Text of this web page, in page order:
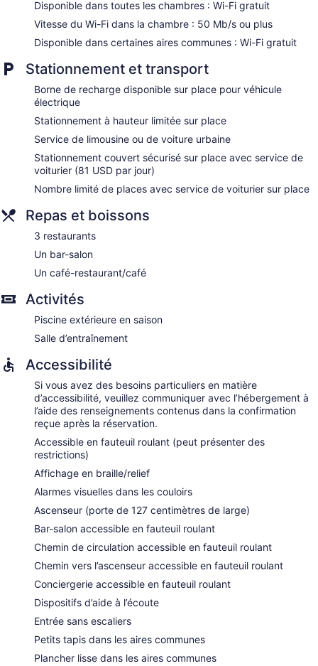
toilette (gratuits) et séchoir à cheveux.
Les clients peuvent accéder à Internet gratuitement par une
connexion sans fil (vitesse de 50 Mb/s ou plus. Les services
ainsi que un téléphone. Les appels locaux gratuits sont aussi
compris (certaines restrictions peuvent s'appliquer).
Commodités fournies sur demande : literie hypoallergénique,
fer et planche à repasser et changement des serviettes (sur
demande). L'entretien ménager est assuré tous les jours.
Disponible dans toutes les chambres : Wi-Fi gratuit
Vitesse du Wi-Fi dans la chambre : 50 Mb/s ou plus
Disponible dans certaines aires communes : Wi-Fi gratuit
Stationnement et transport
Borne de recharge disponible sur place pour véhicule
électrique
Stationnement à hauteur limitée sur place
Service de limousine ou de voiture urbaine
Stationnement couvert sécurisé sur place avec service de
voiturier (81 USD par jour)
Nombre limité de places avec service de voiturier sur place
Repas et boissons
3 restaurants
Un bar-salon
Un café-restaurant/café
Activités
Piscine extérieure en saison
Salle d’entraînement
Accessibilité
Si vous avez des besoins particuliers en matière
d’accessibilité, veuillez communiquer avec l’hébergement à
l’aide des renseignements contenus dans la confirmation
reçue après la réservation.
Accessible en fauteuil roulant (peut présenter des
restrictions)
Affichage en braille/relief
Alarmes visuelles dans les couloirs
Ascenseur (porte de 127 centimètres de large)
Bar-salon accessible en fauteuil roulant
Chemin de circulation accessible en fauteuil roulant
Chemin vers l’ascenseur accessible en fauteuil roulant
Conciergerie accessible en fauteuil roulant
Dispositifs d’aide à l’écoute
Entrée sans escaliers
Petits tapis dans les aires communes
Plancher lisse dans les aires communes